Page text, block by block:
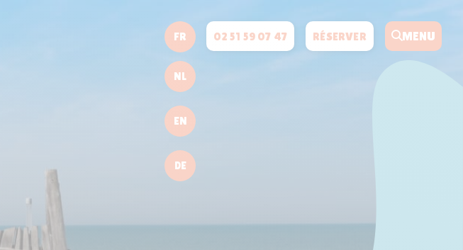
FR
NL
EN
DE
02 51 59 07 47 RÉSERVER MENU